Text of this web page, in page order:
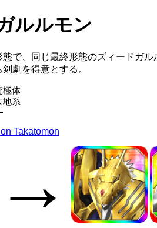
ルルモン
態で、同じ最終形態のズィードガ
劇を得意とする。
極体
地系
Takatomon
→